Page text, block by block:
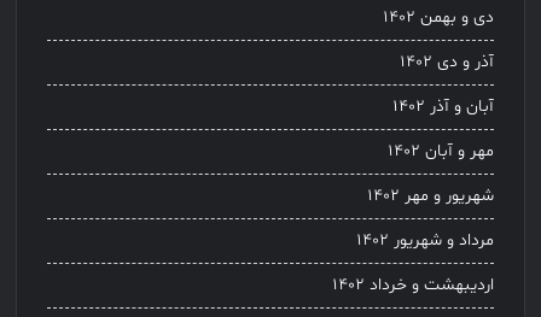
دی و بهمن ۱۴۰۲
آذر و دی ۱۴۰۲
آبان و آذر ۱۴۰۲
مهر و آبان ۱۴۰۲
شهریور و مهر ۱۴۰۲
مرداد و شهریور ۱۴۰۲
اردیبهشت و خرداد ۱۴۰۲